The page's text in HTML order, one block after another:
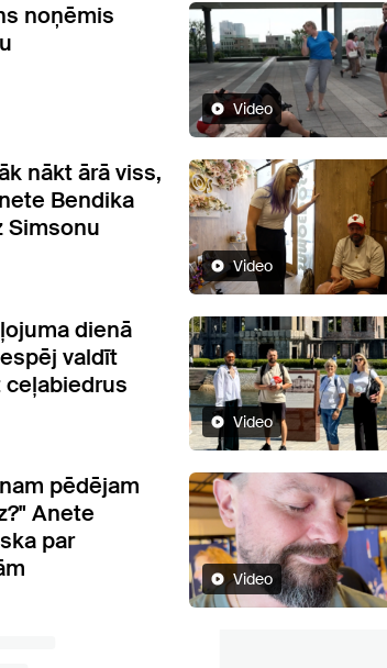
noņēmis
Video
nākt ārā viss,
Bendika
Simsonu
Video
dienā
valdīt
ceļabiedrus
Video
pēdējam
Anete
par
Video